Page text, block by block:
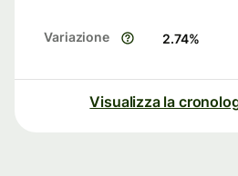
Variazione 2.74%
Visualizza la